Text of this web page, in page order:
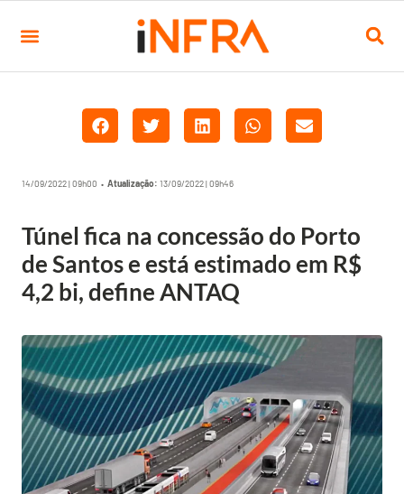
14/09/2022 | 09h00 • Atualização: 13/09/2022 | 09h46
Túnel fica na concessão do Porto
de Santos e está estimado em R$
4,2 bi, define ANTAQ